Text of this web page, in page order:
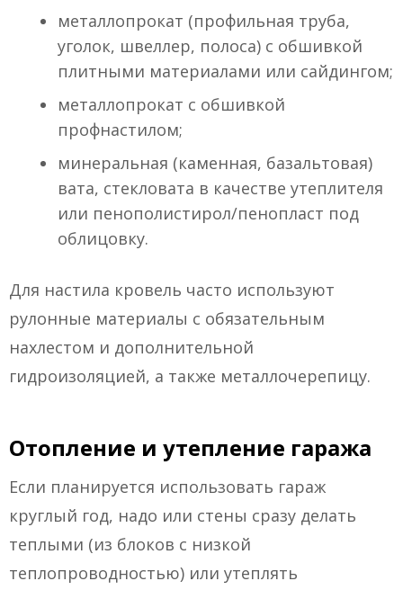
металлопрокат (профильная труба,
уголок, швеллер, полоса) с обшивкой
плитными материалами или сайдингом;
металлопрокат с обшивкой
профнастилом;
минеральная (каменная, базальтовая)
вата, стекловата в качестве утеплителя
или пенополистирол/пенопласт под
облицовку.
Для настила кровель часто используют
рулонные материалы с обязательным
нахлестом и дополнительной
гидроизоляцией, а также металлочерепицу.
Отопление и утепление гаража
Если планируется использовать гараж
круглый год, надо или стены сразу делать
теплыми (из блоков с низкой
теплопроводностью) или утеплять